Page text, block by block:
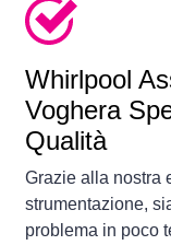
Whirlpool
Voghera
Qualità
Grazie alla nostra
strumentazione,
problema in poco